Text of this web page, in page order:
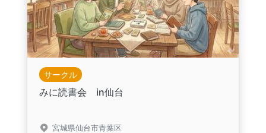
サークル
みに読書会 in仙台
宮城県仙台市青葉区